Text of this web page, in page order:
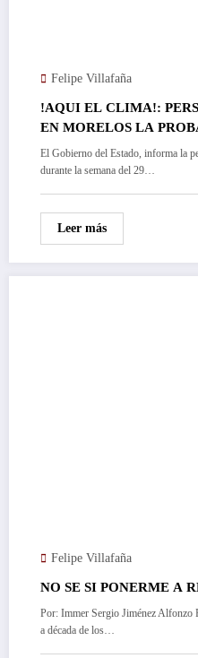
Felipe Villafaña
!AQUI EL CLIMA!:
EN MORELOS LA
NOCTURNAS PARA
El Gobierno del Estado, informa la
durante la semana del 29…
Leer más
Felipe Villafaña
NO SE SI PONERME A
Por: Immer Sergio Jiménez Alfonzo
a década de los…